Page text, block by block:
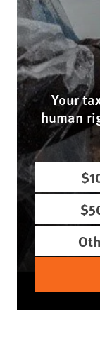
Your
human